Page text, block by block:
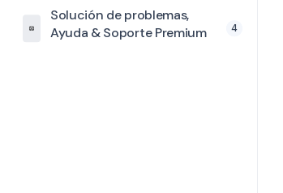
Solución de problemas,
Ayuda & Soporte Premium
4